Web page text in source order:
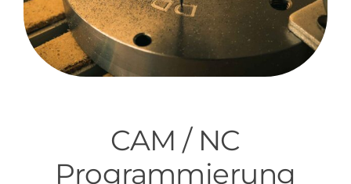
CAM / NC
Programmierung